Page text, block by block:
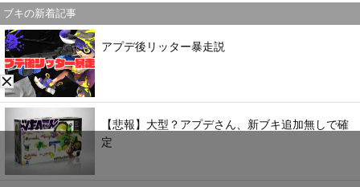
ブキの新着記事
アプデ後リッター暴走説
【悲報】大型？アプデさん、新ブキ追加無しで確
定